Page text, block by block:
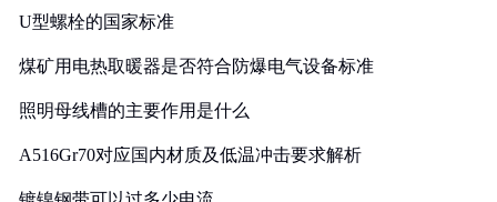
U型螺栓的国家标准
煤矿用电热取暖器是否符合防爆电气设备标准
照明母线槽的主要作用是什么
A516Gr70对应国内材质及低温冲击要求解析